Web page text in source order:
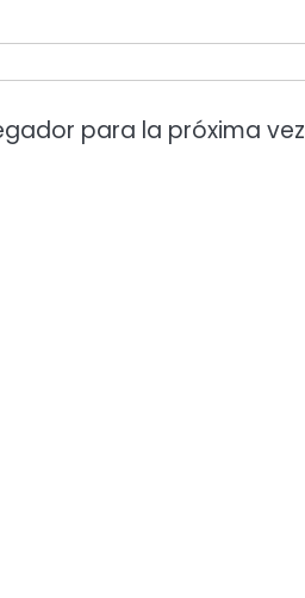
para la próxima vez